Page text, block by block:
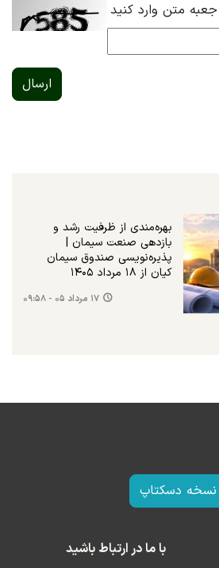
متن وارد کنید
ارسال
بهره‌مندی از ظرفیت رشد و
بازدهی صنعت سیمان |
پذیره‌نویسی صندوق سیمان
کیان از ۱۸ مرداد ۱۴۰۵
۱۷ مرداد ۰۵ - ۰۹:۵۸
نسخه دسکتاپ
با ما در ارتباط باشید